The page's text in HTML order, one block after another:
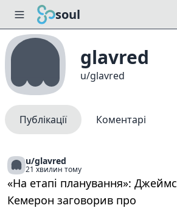
soul
glavred
u/glavred
Публікації Коментарі
u/glavred
21 хвилин тому
«На етапі планування»: Джеймс
Кемерон заговорив про